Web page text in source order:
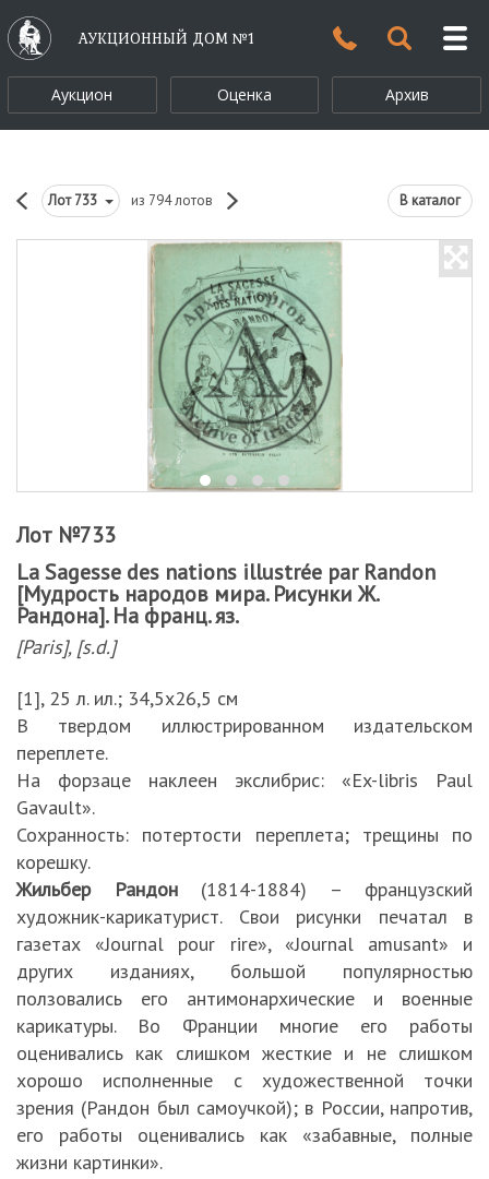
АУКЦИОННЫЙ ДОМ №1
Аукцион Оценка Архив
Лот733 из 794 лотов В каталог
Лот №733
La Sagesse des nations illustrée par Randon
[Мудрость народов мира. Рисунки Ж.
Рандона]. На франц. яз.
[Paris], [s.d.]
[1], 25 л. ил.; 34,5х26,5 см
В твердом иллюстрированном издательском
переплете.
На форзаце наклеен экслибрис: «Ex-libris Paul
Gavault».
Сохранность: потертости переплета; трещины по
корешку.
Жильбер Рандон(1814-1884) – французский
художник-карикатурист. Свои рисунки печатал в
газетах «Journal pour rire», «Journal amusant» и
других изданиях, большой популярностью
ползовались его антимонархические и военные
карикатуры. Во Франции многие его работы
оценивались как слишком жесткие и не слишком
хорошо исполненные с художественной точки
зрения (Рандон был самоучкой); в России, напротив,
его работы оценивались как «забавные, полные
жизни картинки».